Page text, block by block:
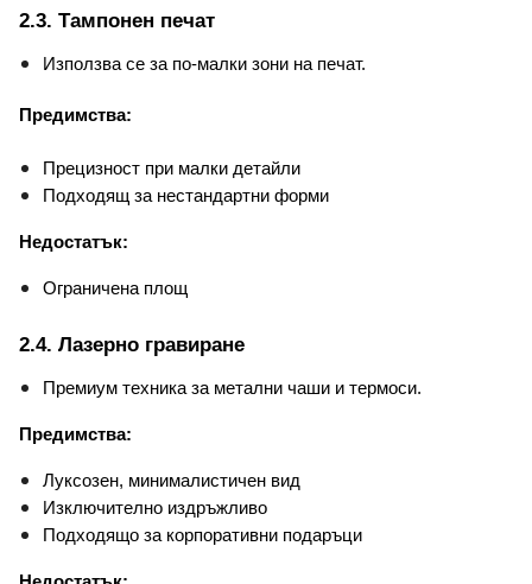
2.3. Тампонен печат
Използва се за по-малки зони на печат.
Предимства:
Прецизност при малки детайли
Подходящ за нестандартни форми
Недостатък:
Ограничена площ
2.4. Лазерно гравиране
Премиум техника за метални чаши и термоси.
Предимства:
Луксозен, минималистичен вид
Изключително издръжливо
Подходящо за корпоративни подаръци